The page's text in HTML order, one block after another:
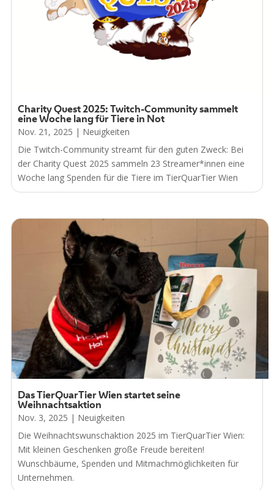
Charity Quest 2025: Twitch-Community sammelt
eine Woche lang für Tiere in Not
Nov. 21, 2025 | Neuigkeiten
Die Twitch-Community streamt für den guten Zweck: Bei
der Charity Quest 2025 sammeln 23 Streamer*innen eine
Woche lang Spenden für die Tiere im TierQuarTier Wien
Das TierQuarTier Wien startet seine
Weihnachtsaktion
Nov. 3, 2025 | Neuigkeiten
Die Weihnachtswunschaktion 2025 im TierQuarTier Wien:
Mit kleinen Geschenken große Freude bereiten!
Wunschbäume, Spenden und Mitmachmöglichkeiten für
Unternehmen.